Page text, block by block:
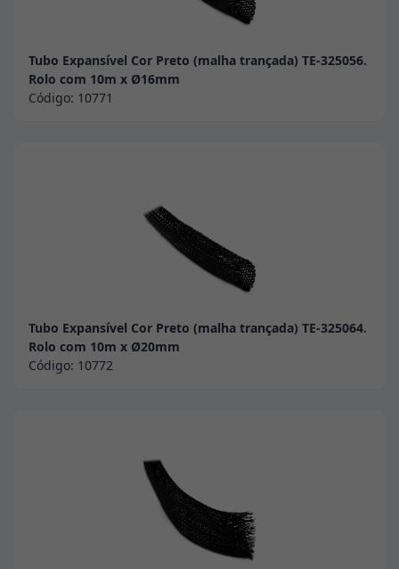
Tubo Expansível Cor Preto (malha trançada) TE-325056.
Rolo com 10m x Ø16mm
Código: 10771
Tubo Expansível Cor Preto (malha trançada) TE-325064.
Rolo com 10m x Ø20mm
Código: 10772